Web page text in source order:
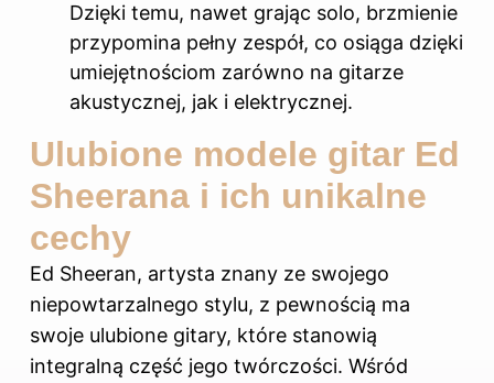
Dzięki temu, nawet grając solo, brzmienie
przypomina pełny zespół, co osiąga dzięki
umiejętnościom zarówno na gitarze
akustycznej, jak i elektrycznej.
Ulubione modele gitar Ed
Sheerana i ich unikalne
cechy
Ed Sheeran, artysta znany ze swojego
niepowtarzalnego stylu, z pewnością ma
swoje ulubione gitary, które stanowią
integralną część jego twórczości. Wśród